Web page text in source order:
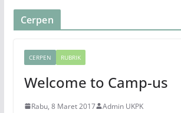
Cerpen
CERPEN RUBRIK
Welcome to Camp-us
Rabu, 8 Maret 2017 Admin UKPK